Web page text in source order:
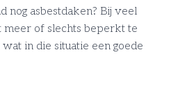
nog asbestdaken? Bij veel
of slechts beperkt te
in die situatie een goede